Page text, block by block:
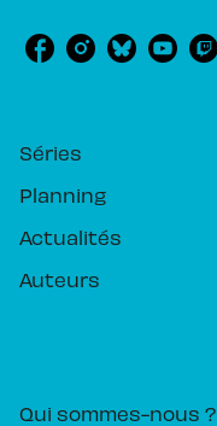
Séries
Planning
Actualités
Auteurs
Qui sommes-nous ?